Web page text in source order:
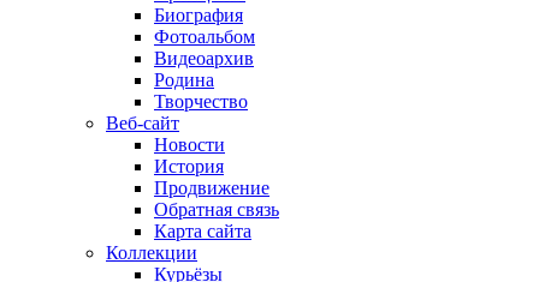
Биография
Фотоальбом
Видеоархив
Родина
Творчество
Веб-сайт
Новости
История
Продвижение
Обратная связь
Карта сайта
Коллекции
Курьёзы